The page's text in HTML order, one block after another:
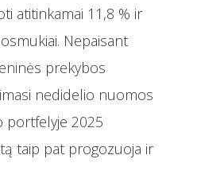
atitinkamai 11,8 % ir
Nepaisant
prekybos
nedidelio nuomos
portfelyje 2025
taip pat progozuoja ir